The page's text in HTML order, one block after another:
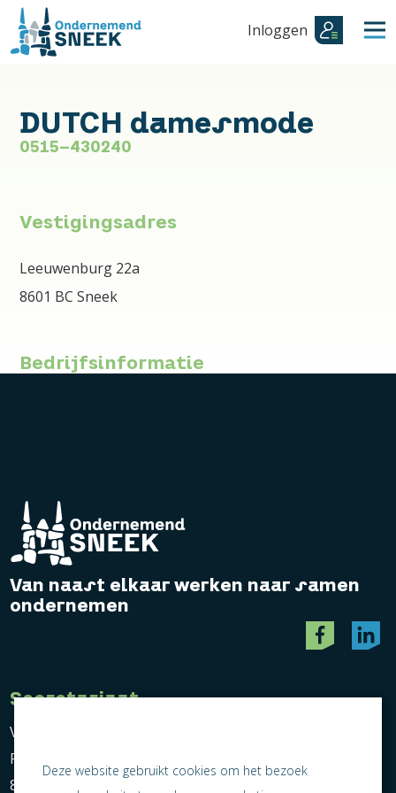
Inloggen
DUTCH damesmode
0515-430240
Vestigingsadres
Leeuwenburg 22a
8601 BC Sneek
Bedrijfsinformatie
Van naast elkaar werken naar samen
ondernemen
Secretariaat
Vereniging Ondernemend Sneek
Postbus 464
8600 AL Sneek
Deze website gebruikt cookies om het bezoek